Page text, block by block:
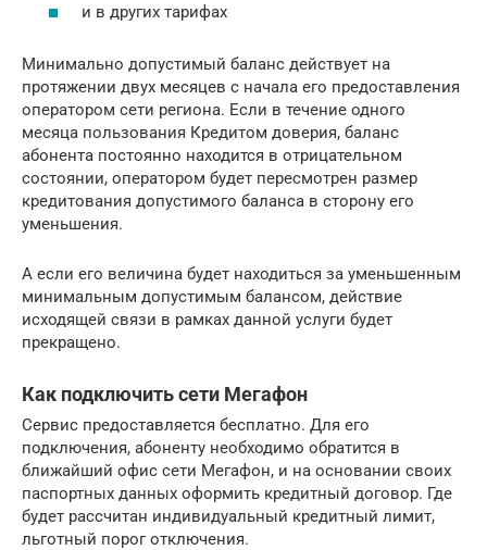
и в других тарифах
Минимально допустимый баланс действует на
протяжении двух месяцев с начала его предоставления
оператором сети региона. Если в течение одного
месяца пользования Кредитом доверия, баланс
абонента постоянно находится в отрицательном
состоянии, оператором будет пересмотрен размер
кредитования допустимого баланса в сторону его
уменьшения.
А если его величина будет находиться за уменьшенным
минимальным допустимым балансом, действие
исходящей связи в рамках данной услуги будет
прекращено.
Как подключить сети Мегафон
Сервис предоставляется бесплатно. Для его
подключения, абоненту необходимо обратится в
ближайший офис сети Мегафон, и на основании своих
паспортных данных оформить кредитный договор. Где
будет рассчитан индивидуальный кредитный лимит,
льготный порог отключения.